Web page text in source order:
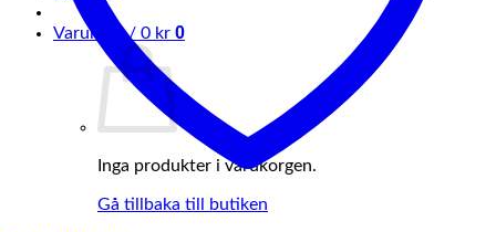
Varukorg / 0 kr 0
Inga produkter i varukorgen.
Gå tillbaka till butiken